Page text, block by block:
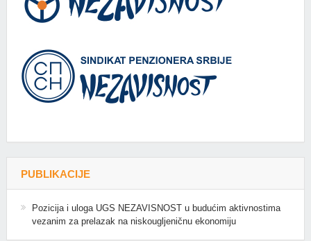
PUBLIKACIJE
Pozicija i uloga UGS NEZAVISNOST u budućim aktivnostima
vezanim za prelazak na niskougljeničnu ekonomiju